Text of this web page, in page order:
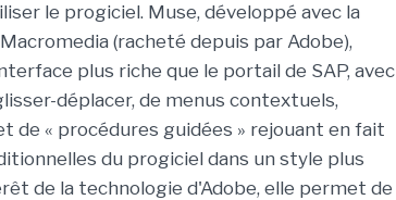
le progiciel. Muse, développé avec la
(racheté depuis par Adobe),
plus riche que le portail de SAP, avec
déplacer, de menus contextuels,
de « procédures guidées » rejouant en fait
du progiciel dans un style plus
de la technologie d'Adobe, elle permet de